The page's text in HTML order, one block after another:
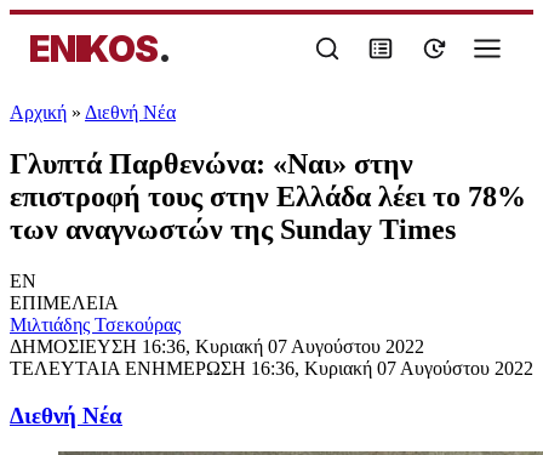
ENIKOS.
Αρχική » Διεθνή Νέα
Γλυπτά Παρθενώνα: «Ναι» στην
επιστροφή τους στην Ελλάδα λέει το 78%
των αναγνωστών της Sunday Times
EN
ΕΠΙΜΕΛΕΙΑ
Μιλτιάδης Τσεκούρας
ΔΗΜΟΣΙΕΥΣΗ 16:36, Κυριακή 07 Αυγούστου 2022
ΤΕΛΕΥΤΑΙΑ ΕΝΗΜΕΡΩΣΗ 16:36, Κυριακή 07 Αυγούστου 2022
Διεθνή Νέα